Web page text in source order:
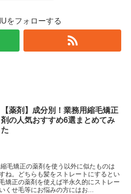
をフォローする
【薬剤】成分別！業務用縮毛矯正
剤の人気おすすめ6選まとめてみ
た
毛矯正の薬剤を使う以外に似たものは
ね。どちらも髪をストレートにするとい
矯正の薬剤を使えば半永久的にストレー
くせ毛等にお悩みの方にはお...